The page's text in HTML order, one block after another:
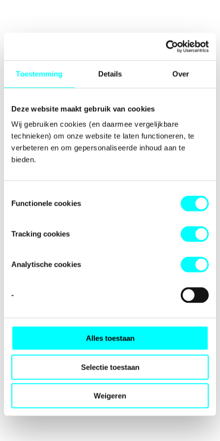
Toestemming Details Over
Deze website maakt gebruik van cookies
Wij gebruiken cookies (en daarmee vergelijkbare
technieken) om onze website te laten functioneren, te
verbeteren en om gepersonaliseerde inhoud aan te
bieden.
Functionele cookies
Tracking cookies
Analytische cookies
-
Alles toestaan
Selectie toestaan
Weigeren
-side exception has occurred while
browser consolefor